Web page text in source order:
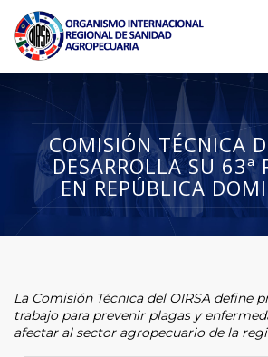
COMISIÓN TÉCNICA
DESARROLLA SU 63ª
EN REPÚBLICA
La Comisión Técnica del OIRSA define
trabajo para prevenir plagas y
afectar al sector agropecuario de la